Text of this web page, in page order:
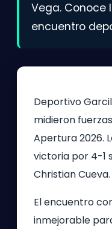
Vega. Conoce
encuentro
Deportivo
midieron
Apertura 2026.
victoria por 4-1
Christian Cueva.
El encuentro
inmejorable